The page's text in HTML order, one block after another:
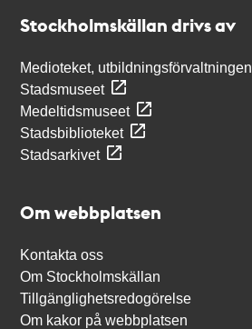
Stockholmskällan drivs av
Medioteket, utbildningsförvaltningen
Stadsmuseet
Medeltidsmuseet
Stadsbiblioteket
Stadsarkivet
Om webbplatsen
Kontakta oss
Om Stockholmskällan
Tillgänglighetsredogörelse
Om kakor på webbplatsen